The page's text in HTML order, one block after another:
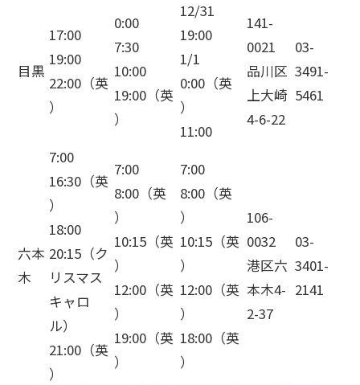
目黒
17:00
19:00
22:00（英
）
0:00
7:30
10:00
19:00（英
）
12/31
19:00
1/1
0:00（英
）
11:00
141-
0021
品川区
上大崎
4-6-22
03-
3491-
5461
六本
木
7:00
16:30（英
）
18:00
20:15（ク
リスマス
キャロ
ル）
21:00（英
）
7:00
8:00（英
）
10:15（英
）
12:00（英
）
19:00（英
）
7:00
8:00（英
）
10:15（英
）
12:00（英
）
18:00（英
）
106-
0032
港区六
本木4-
2-37
03-
3401-
2141